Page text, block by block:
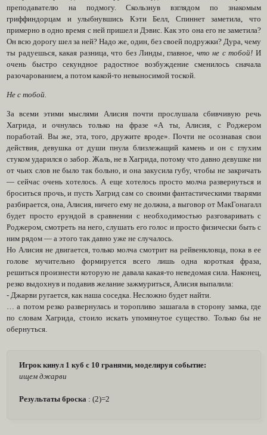
преподавателю на подмогу. Скользнув взглядом по знакомым
гриффиндорцам и улыбнувшись Кэти Белл, Спиннет заметила, что
примерно в одно время с ней пришел и Дэвис. Как это она его не заметила?
Он всю дорогу шел за ней? Надо же, один, без своей подружки? Дура, чему
ты радуешься, какая разница, что без Линды, главное, что не с тобой! И
очень быстро секундное радостное возбуждение сменилось сначала
разочарованием, а потом какой-то невыносимой тоской.
Не с тобой.
За всеми этими мыслями Алисия почти прослушала сбивчивую речь
Хагрида, и очнулась только на фразе «А ты, Алисия, с Роджером
поработай. Вы же, эта, того, дружите вроде». Почти не осознавая свои
действия, девушка от души пнула близлежащий камень и он с глухим
стуком ударился о забор. Жаль, не в Хагрида, потому что давно девушке ни
от чьих слов не было так больно, и она закусила губу, чтобы не закричать
— сейчас очень хотелось. А еще хотелось просто молча развернуться и
броситься прочь, и пусть Хагрид сам со своими фантастическими тварями
разбирается, она, Алисия, ничего ему не должна, а выговор от МакГонагалл
будет просто ерундой в сравнении с необходимостью разговаривать с
Роджером, смотреть на него, слушать его голос и просто физически быть с
ним рядом — а этого так давно уже не случалось.
Но Алисия не двигается, только молча смотрит на рейвенкловца, пока в ее
голове мучительно формируется всего лишь одна короткая фраза,
решиться произнести которую не давала какая-то неведомая сила. Наконец,
резко выдохнув и подавив желание зажмуриться, Алисия выпалила:
- Джарви ругается, как наша соседка. Несложно будет найти.
… а потом резко развернулась и торопливо зашагала в сторону замка, где
по словам Хагрида, стоило искать упомянутое существо. Только бы не
обернуться.
Игрок кинул 1 куб с 10 гранями, моделируя событие:
ищем джарви
Результаты броска : (2)=2